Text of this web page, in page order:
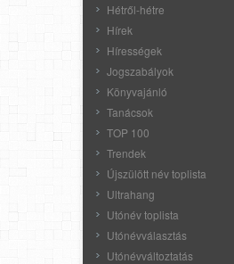
Hétről-hétre
Hírek
Hírességek
Jogszabályok
Könyvajánló
Tanácsok
TOP 100
Trendek
Újszülött név toplista
Ultrahang
Utónév toplista
Utónévválasztás
Utónévváltoztatás